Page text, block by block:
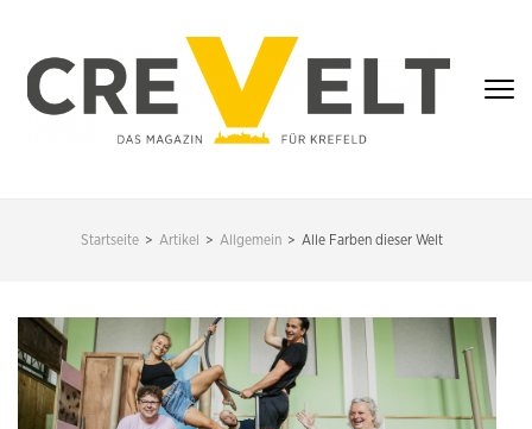
springen
(Enter
KREFELD
Startseite > Artikel > Allgemein > Alle Farben dieser Welt